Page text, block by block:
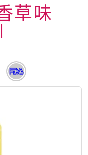
草味